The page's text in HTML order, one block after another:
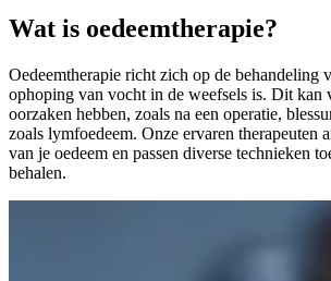
Wat is oedeemtherapie?
Oedeemtherapie richt zich op de behandeling
ophoping van vocht in de weefsels is. Dit kan
oorzaken hebben, zoals na een operatie,
zoals lymfoedeem. Onze ervaren therapeuten
van je oedeem en passen diverse technieken
behalen.